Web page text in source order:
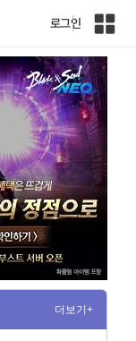
로그인
인
전
체
사
더보기+